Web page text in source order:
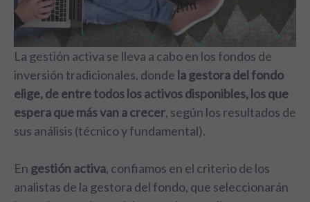
La gestión activa se lleva a cabo en los fondos de
inversión tradicionales, donde la gestora del fondo
elige, de entre todos los activos disponibles, los que
espera que más van a crecer, según los resultados de
sus análisis (técnico y fundamental).
En gestión activa, confiamos en el criterio de los
analistas de la gestora del fondo, que seleccionarán